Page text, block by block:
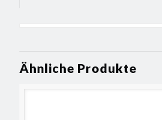
Ähnliche Produkte